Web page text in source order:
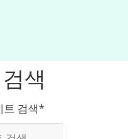
색
트 검색*